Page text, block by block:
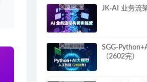
JK-AI 业务流
SGG-
（2602完）